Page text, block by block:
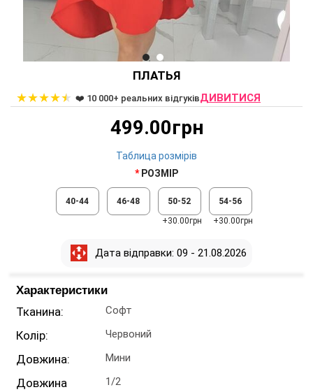
ПЛАТЬЯ
★★★★★ ❤️ 10 000+ реальних відгуківДИВИТИСЯ
499.00грн
Таблица розмірів
РОЗМІР
40-44 46-48
50-52
+30.00грн
54-56
+30.00грн
Дата відправки: 09 - 21.08.2026
Характеристики
Тканина: Софт
Колір: Червоний
Довжина: Мини
Довжина
1/2